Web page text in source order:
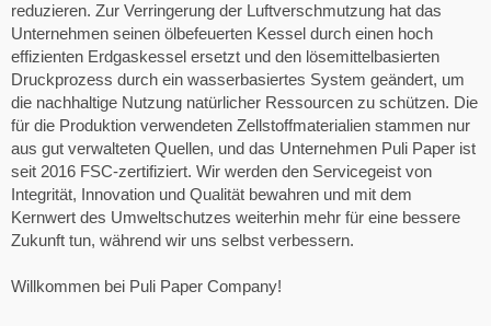
reduzieren. Zur Verringerung der Luftverschmutzung hat das
Unternehmen seinen ölbefeuerten Kessel durch einen hoch
effizienten Erdgaskessel ersetzt und den lösemittelbasierten
Druckprozess durch ein wasserbasiertes System geändert, um
die nachhaltige Nutzung natürlicher Ressourcen zu schützen. Die
für die Produktion verwendeten Zellstoffmaterialien stammen nur
aus gut verwalteten Quellen, und das Unternehmen Puli Paper ist
seit 2016 FSC-zertifiziert. Wir werden den Servicegeist von
Integrität, Innovation und Qualität bewahren und mit dem
Kernwert des Umweltschutzes weiterhin mehr für eine bessere
Zukunft tun, während wir uns selbst verbessern.
Willkommen bei Puli Paper Company!